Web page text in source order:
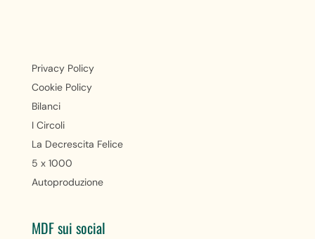
Privacy Policy
Cookie Policy
Bilanci
I Circoli
La Decrescita Felice
5 x 1000
Autoproduzione
MDF sui social